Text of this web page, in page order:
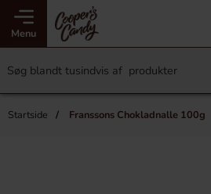
Menu
Startside Franssons Chokladnalle 100g